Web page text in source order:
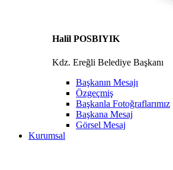
Halil POSBIYIK
Kdz. Ereğli Belediye Başkanı
Başkanın Mesajı
Özgeçmiş
Başkanla Fotoğraflarımız
Başkana Mesaj
Görsel Mesaj
Kurumsal